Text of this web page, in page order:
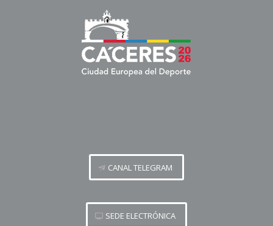
CANAL TELEGRAM
SEDE ELECTRÓNICA